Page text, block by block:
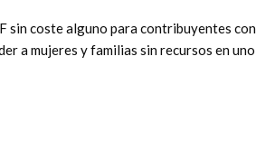
sin coste alguno para contribuyentes con
a mujeres y familias sin recursos en uno